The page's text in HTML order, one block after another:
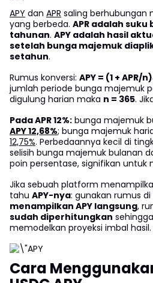
APY dan APR saling berhubungan
yang berbeda. APR adalah
tahunan. APY adalah hasil
setelah bunga majemuk
setahun.
Rumus konversi: APY = (1 + APR/
jumlah periode bunga majemuk
digulung harian maka n = 365.
Pada APR 12%: bunga majemuk
APY 12,68%; bunga majemuk
12,75%. Perbedaannya kecil di
selisih bunga majemuk bulanan
poin persentase, signifikan untuk
Jika sebuah platform
tahu APY-nya: gunakan rumus di
menampilkan APY langsung,
sudah diperhitungkan
memodelkan proyeksi imbal hasil.
Cara